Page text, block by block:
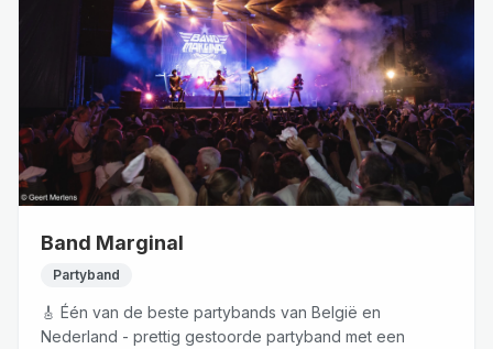
Band Marginal
Partyband
🎸 Één van de beste partybands van België en
Nederland - prettig gestoorde partyband met een